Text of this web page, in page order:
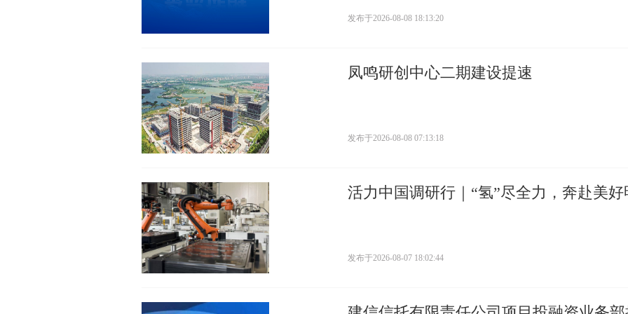
发布于2026-08-08 18:13:20
凤鸣研创中心二期建设提速
发布于2026-08-08 07:13:18
活力中国调研行｜“氢”尽全力，奔赴美好
发布于2026-08-07 18:02:44